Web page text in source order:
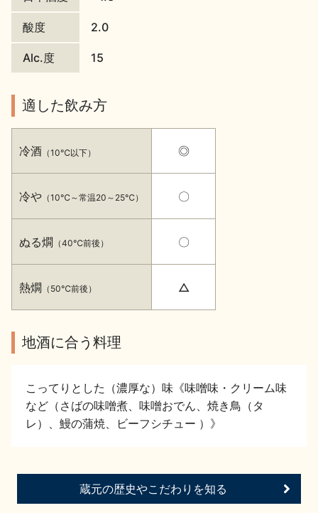
日本酒の楽しみ方特集
イベント情報TOP 新商品・おすすめ商品
地酒蔵元会WEB展示会 地酒蔵元会利酒会
美味しい地酒の選び方
地酒蔵元会とは
酸度 2.0
Alc.度 15
適した飲み方
冷酒 （10℃以下）
冷や （10℃～常温20～25℃）
ぬる燗 （40℃前後）
熱燗 （50℃前後）
◎
〇
〇
△
地酒に合う料理
こってりとした（濃厚な）味《味噌味・クリーム味
など（さばの味噌煮、味噌おでん、焼き鳥（タ
レ）、鰻の蒲焼、ビーフシチュー ）》
蔵元の歴史やこだわりを知る